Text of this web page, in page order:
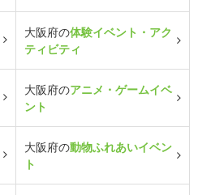
大阪府の体験イベント・アク
ティビティ
大阪府のアニメ・ゲームイベ
ント
大阪府の動物ふれあいイベン
ト